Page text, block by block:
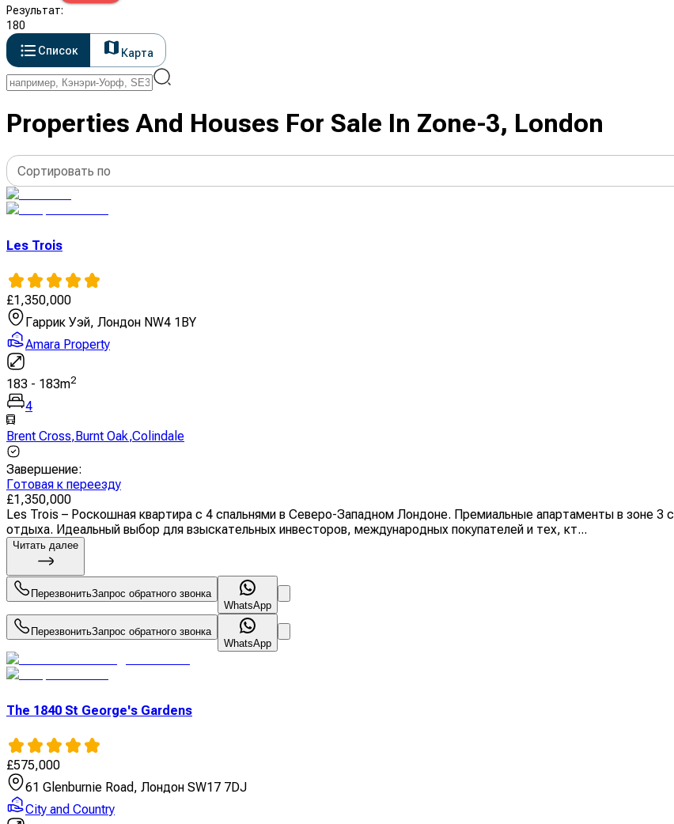
Результат:
180
Список
Карта
Properties And Houses For Sale In Zone-3, London
Сортировать по
Les Trois
£1,350,000
Гаррик Уэй, Лондон NW4 1BY
Amara Property
183 - 183m2
4
Brent Cross, Burnt Oak,Colindale
Завершение:
Готовая к переезду
£1,350,000
Les Trois – Роскошная квартира с 4 спальнями в Северо-Западном Лондоне. Премиальные апартаменты в зоне 3
отдыха. Идеальный выбор для взыскательных инвесторов, международных покупателей и тех, кт...
Читать далее
ПерезвонитьЗапрос обратного звонка
WhatsApp
ПерезвонитьЗапрос обратного звонка
WhatsApp
The 1840 St George's Gardens
£575,000
61 Glenburnie Road, Лондон SW17 7DJ
City and Country